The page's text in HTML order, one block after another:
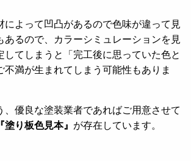
によって凹凸があるので色味が違って見
あるので、カラーシミュレーションを見
してしまうと「完工後に思っていた色と
満が生まれてしまう可能性もありま
、優良な塗装業者であればご用意させて
『塗り板色見本』 が存在しています。